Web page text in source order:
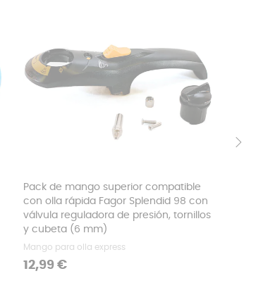
Pack de mango superior compatible
con olla rápida Fagor Splendid 98 con
válvula reguladora de presión, tornillos
y cubeta (6 mm)
Mango para olla express
Precio
12,99 €